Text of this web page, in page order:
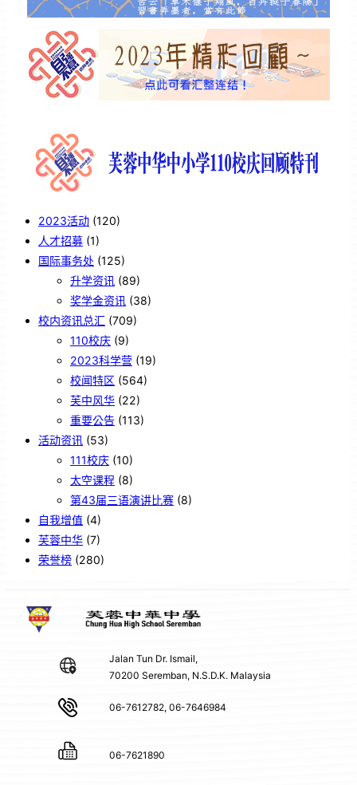
2023活动 (120)
人才招募 (1)
国际事务处 (125)
升学资讯 (89)
奖学金资讯 (38)
校内资讯总汇 (709)
110校庆 (9)
2023科学营 (19)
校闻特区 (564)
芙中风华 (22)
重要公告 (113)
活动资讯 (53)
111校庆 (10)
太空课程 (8)
第43届三语演讲比赛 (8)
自我增值 (4)
芙蓉中华 (7)
荣誉榜 (280)
Jalan Tun Dr. Ismail,
70200 Seremban, N.S.D.K. Malaysia
06-7612782, 06-7646984
06-7621890